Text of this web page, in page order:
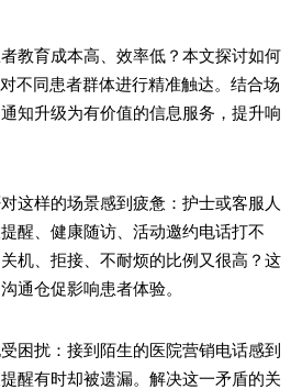
教育成本高、效率低？本文探讨如何
不同患者群体进行精准触达。结合场
知升级为有价值的信息服务，提升响
样的场景感到疲惫：护士或客服人
醒、健康随访、活动邀约电话打不
机、拒接、不耐烦的比例又很高？这
通仓促影响患者体验。
扰：接到陌生的医院营销电话感到
醒有时却被遗漏。解决这一矛盾的关